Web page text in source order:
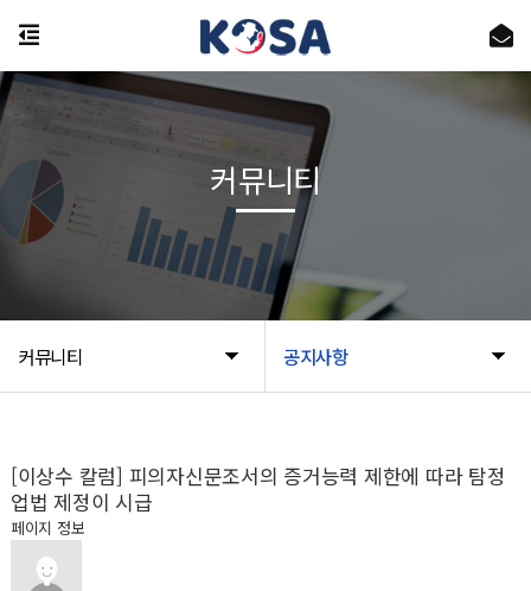
커뮤니티 공지사항
커뮤니티
[이상수 칼럼] 피의자신문조서의 증거능력 제한에 따라 탐정
업법 제정이 시급
페이지 정보